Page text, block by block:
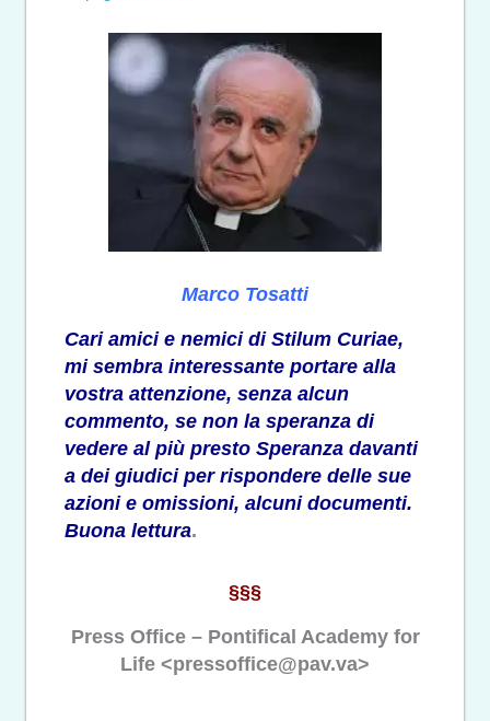
Marco Tosatti
Cari amici e nemici di Stilum Curiae,
mi sembra interessante portare alla
vostra attenzione, senza alcun
commento, se non la speranza di
vedere al più presto Speranza davanti
a dei giudici per rispondere delle sue
azioni e omissioni, alcuni documenti.
Buona lettura.
§§§
Press Office – Pontifical Academy for
Life <pressoffice@pav.va>